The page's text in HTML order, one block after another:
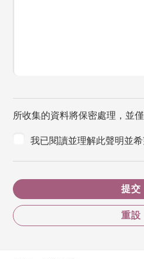
所收集的資料將保密處理，並僅
我已閱讀並理解此聲明並
提交
重設